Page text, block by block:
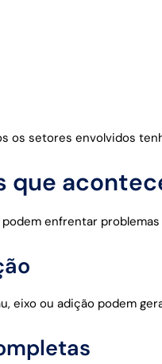
os setores envolvidos
que
enfrentar
eixo ou adição podem